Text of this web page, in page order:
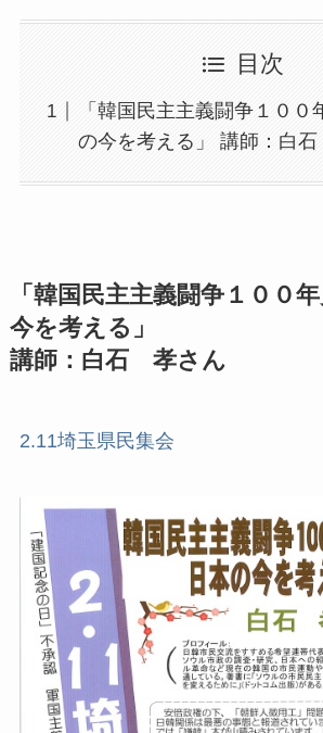
目次
「韓国民主主義闘争１００
の今を考える」 講師：白
「韓国民主主義闘争１００
今を考える」
講師：白石 孝さん
2.11埼玉県民集会